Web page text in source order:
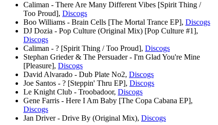
Caliman - There Are Many Different Vibes [Spirit Thing /
Too Proud], Discogs
Boo Williams - Brain Cells [The Mortal Trance EP], Discogs
DJ Dozia - Pop Culture (Original Mix) [Pop Culture #1],
Discogs
Caliman - ? [Spirit Thing / Too Proud], Discogs
Stephan Grieder & The Persuader - I'm Glad You're Mine
[Pleasure], Discogs
David Alvarado - Dub Plate No2, Discogs
Joe Santos - ? [Steppin' Thru EP], Discogs
Le Knight Club - Troobadoor, Discogs
Gene Farris - Here I Am Baby [The Copa Cabana EP],
Discogs
Jan Driver - Drive By (Original Mix), Discogs